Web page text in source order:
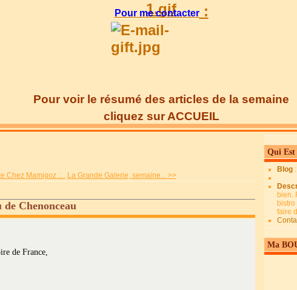
Pour me contacter:
Pour voir le résumé des articles de la semaine
cliquez sur ACCUEIL
Chez Mamigoz :... La Grande Galerie, semaine... >>
Chenonceau
de France,
Qui Est
Blog
bien.
faire
Ma